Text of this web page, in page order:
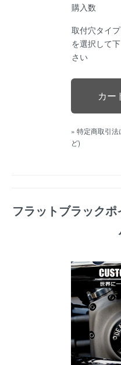
購入数
取付穴タイプ
を選択して下
さい
» 特定商取引
ど)
フラットブラック